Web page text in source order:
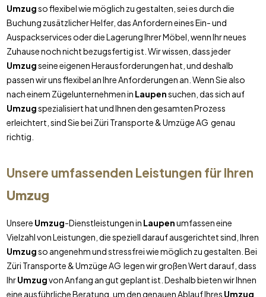
Umzugso flexibel wie möglich zu gestalten, sei es durch die
Buchung zusätzlicher Helfer, das Anfordern eines Ein- und
Auspackservices oder die Lagerung Ihrer Möbel, wenn Ihr neues
Zuhause noch nicht bezugsfertig ist. Wir wissen, dass jeder
Umzugseine eigenen Herausforderungen hat, und deshalb
passen wir uns flexibel an Ihre Anforderungen an. Wenn Sie also
nach einem Zügelunternehmen in Laupensuchen, das sich auf
Umzugspezialisiert hat und Ihnen den gesamten Prozess
erleichtert, sind Sie bei Züri Transporte & Umzüge AG genau
richtig.
Unsere umfassenden Leistungen für Ihren
Umzug
Unsere Umzug-Dienstleistungen in Laupenumfassen eine
Vielzahl von Leistungen, die speziell darauf ausgerichtet sind, Ihren
Umzugso angenehm und stressfrei wie möglich zu gestalten. Bei
Züri Transporte & Umzüge AG legen wir großen Wert darauf, dass
IhrUmzugvon Anfang an gut geplant ist. Deshalb bieten wir Ihnen
eine ausführliche Beratung, um den genauen Ablauf Ihres Umzug